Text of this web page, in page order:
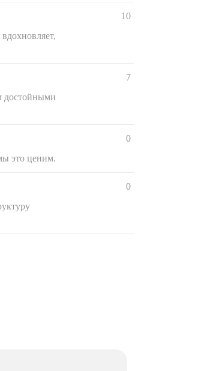
10
достойными
7
это ценим.
0
0